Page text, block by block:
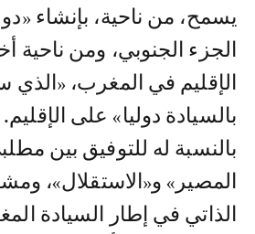
يسمح، من ناحية، بإنشاء
الجزء الجنوبي، ومن ناحية
الإقليم في المغرب، «الذي
بالسيادة دوليا» على
بالنسبة له للتوفيق بين
المصير» و«الاستقلال»،
الذاتي في إطار السيادة